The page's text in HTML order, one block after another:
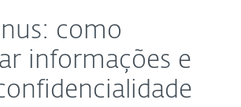
como
informações e